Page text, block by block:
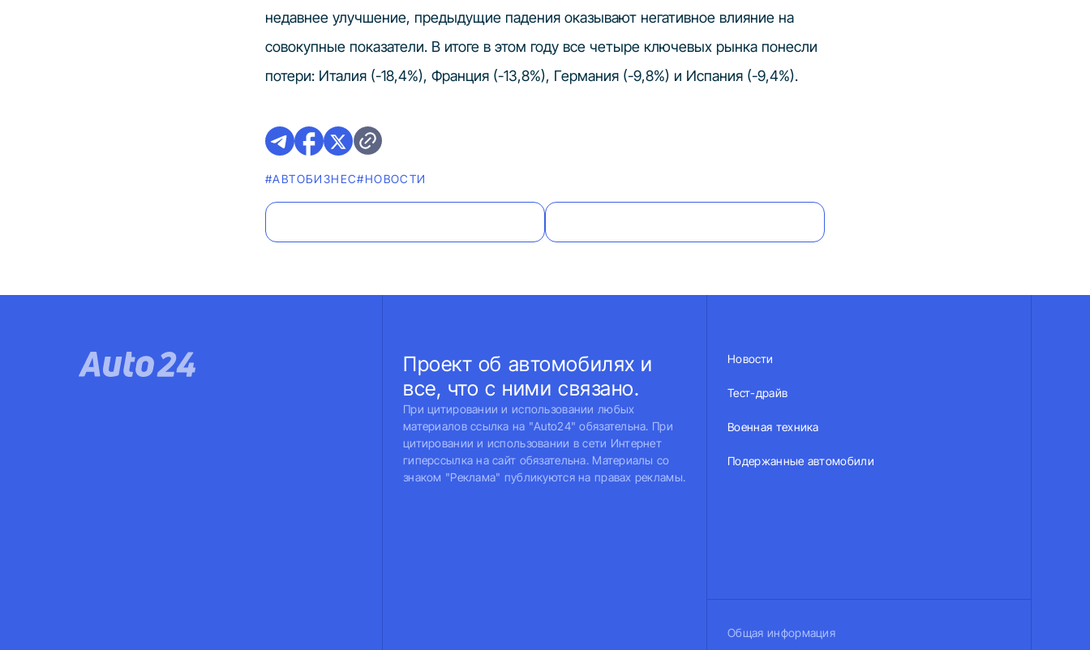
недавнее улучшение, предыдущие падения оказывают негативное влияние на
совокупные показатели. В итоге в этом году все четыре ключевых рынка понесли
потери: Италия (-18,4%), Франция (-13,8%), Германия (-9,8%) и Испания (-9,4%).
#AВТОБИЗНЕС#НОВОСТИ
Проект об автомобилях и
все, что с ними связано.
При цитировании и использовании любых
материалов ссылка на "Auto24" обязательна. При
цитировании и использовании в сети Интернет
гиперссылка на сайт обязательна. Материалы со
знаком "Реклама" публикуются на правах рекламы.
Новости
Тест-драйв
Военная техника
Подержанные автомобили
Общая информация